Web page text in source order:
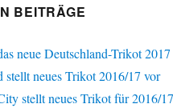
BEITRÄGE
neue Deutschland-Trikot
stellt neues Trikot 2016/17 vor
stellt neues Trikot für 2016/